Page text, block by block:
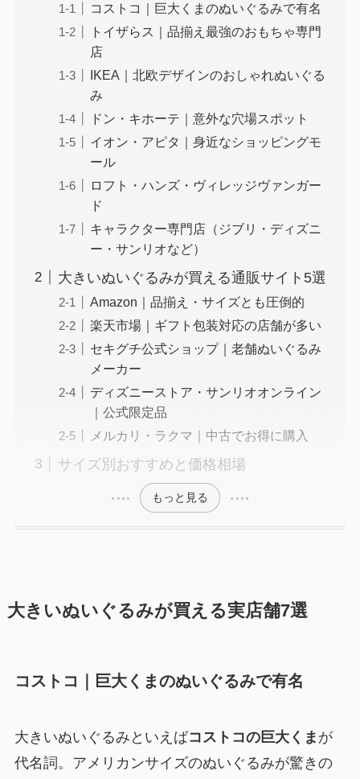
コストコ｜巨大くまのぬいぐるみで有名
トイザらス｜品揃え最強のおもちゃ専門
店
IKEA｜北欧デザインのおしゃれぬいぐる
み
ドン・キホーテ｜意外な穴場スポット
イオン・アピタ｜身近なショッピングモ
ール
ロフト・ハンズ・ヴィレッジヴァンガー
ド
キャラクター専門店（ジブリ・ディズニ
ー・サンリオなど）
大きいぬいぐるみが買える通販サイト5選
Amazon｜品揃え・サイズとも圧倒的
楽天市場｜ギフト包装対応の店舗が多い
セキグチ公式ショップ｜老舗ぬいぐるみ
メーカー
ディズニーストア・サンリオオンライン
｜公式限定品
メルカリ・ラクマ｜中古でお得に購入
サイズ別おすすめと価格相場
もっと見る
大きいぬいぐるみが買える実店舗7選
コストコ｜巨大くまのぬいぐるみで有名
大きいぬいぐるみといえばコストコの巨大くま が
代名詞。アメリカンサイズのぬいぐるみが驚きの